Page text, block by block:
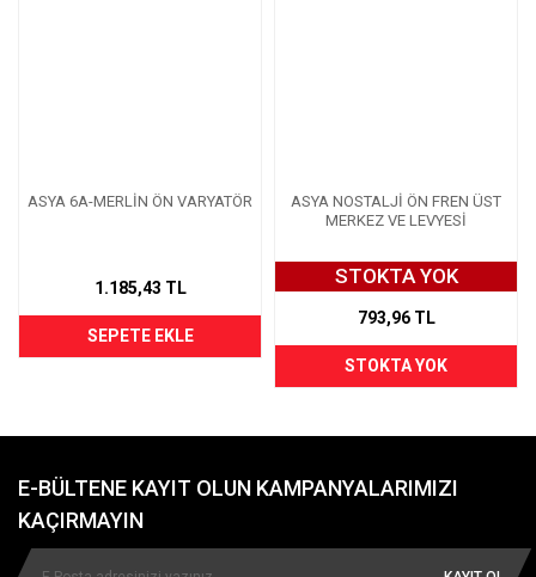
ASYA 6A-MERLİN ÖN VARYATÖR
1.185,43 TL
SEPETE EKLE
ASYA NOSTALJİ ÖN FREN ÜST
MERKEZ VE LEVYESİ
STOKTA YOK
793,96 TL
STOKTA YOK
E-BÜLTENE KAYIT OLUN KAMPANYALARIMIZI
KAÇIRMAYIN